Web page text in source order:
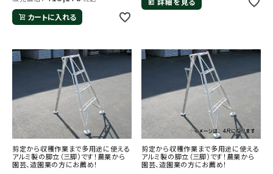
カートに入れる
剪定から収穫作業まで多用途に使える
アルミ製の脚立（三脚）です！農業から
園芸、造園業の方にお薦め！
剪定から収穫作業まで多用途に使える
アルミ製の脚立（三脚）です！農業から
園芸、造園業の方にお薦め！